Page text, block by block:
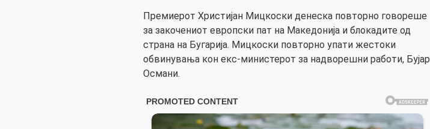
Премиерот Христијан Мицкоски денеска повторно говореше
за закочениот европски пат на Македонија и блокадите од
страна на Бугарија. Мицкоски повторно упати жестоки
обвинувања кон екс-министерот за надворешни работи, Бујар
Османи.